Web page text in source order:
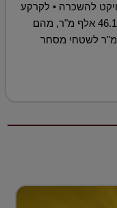
להשכרה • לקרקע
זכויות בניה מאושרות, בהיקף כולל של כ-46.1 אלף מ"ר, מהם